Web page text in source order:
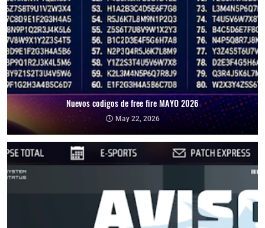
Nuevos codigos de free fire MAYO 2026
May 22, 2026